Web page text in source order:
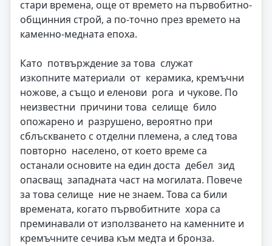
стари времена, още от времето на първобитно-
общинния строй, а по-точно през времето на
каменно-медната епоха.
Като потвърждение за това служат
изкопните материали от керамика, кремъчни
ножове, а също и еленови рога и чукове. По
неизвестни причини това селище било
опожарено и разрушено, вероятно при
сблъскването с отделни племена, а след това
повторно населено, от което време са
останали основите на един доста дебел зид
опасващ западната част на могилата. Повече
за това селище ние не знаем. Това са били
времената, когато първобитните хора са
преминавали от използването на каменните и
кремъчните сечива към медта и бронза.